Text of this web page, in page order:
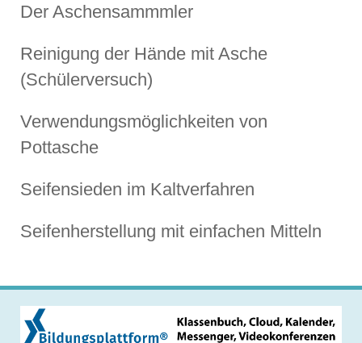
Der Aschensammmler
Reinigung der Hände mit Asche
(Schülerversuch)
Verwendungsmöglichkeiten von
Pottasche
Seifensieden im Kaltverfahren
Seifenherstellung mit einfachen Mitteln